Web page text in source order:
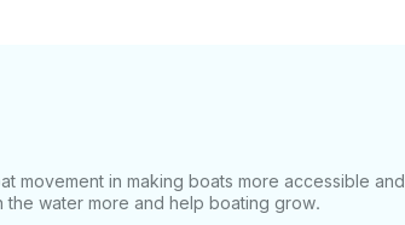
movement in making boats more accessible and
water more and help boating grow.